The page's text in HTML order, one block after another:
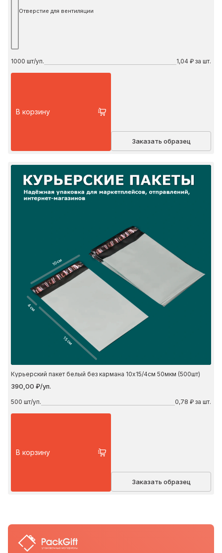
Отверстие для вентиляции
1000 шт/уп. 1,04 ₽ за шт.
В корзину
Заказать образец
10 см
4 см
15 см
Курьерский пакет белый без кармана 10х15/4см 50мкм (500шт)
390,00 ₽/уп.
500 шт/уп. 0,78 ₽ за шт.
В корзину
Заказать образец